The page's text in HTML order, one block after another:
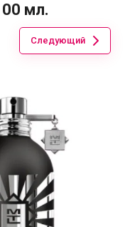
мл.
Следующий